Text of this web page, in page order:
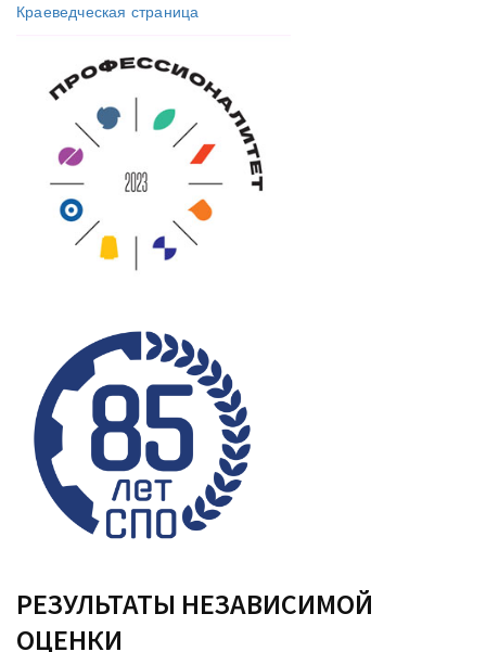
Краеведческая страница
РЕЗУЛЬТАТЫ НЕЗАВИСИМОЙ
ОЦЕНКИ